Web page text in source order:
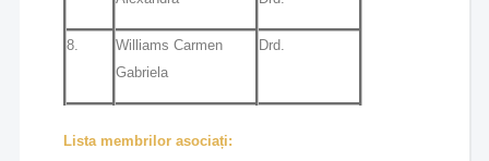
8.
Williams Carmen
Gabriela
Drd.
Lista membrilor asociați: